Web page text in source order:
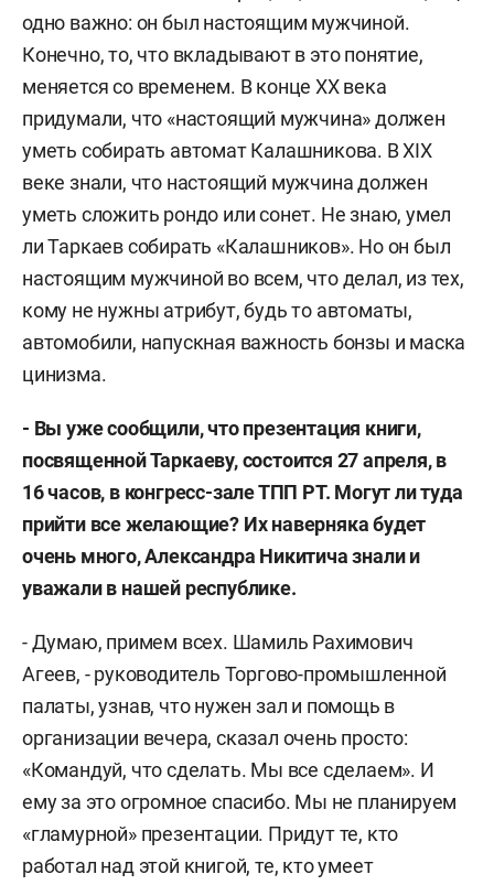
одно важно: он был настоящим мужчиной.
Конечно, то, что вкладывают в это понятие,
меняется со временем. В конце ХХ века
придумали, что «настоящий мужчина» должен
уметь собирать автомат Калашникова. В XIX
веке знали, что настоящий мужчина должен
уметь сложить рондо или сонет. Не знаю, умел
ли Таркаев собирать «Калашников». Но он был
настоящим мужчиной во всем, что делал, из тех,
кому не нужны атрибут, будь то автоматы,
автомобили, напускная важность бонзы и маска
цинизма.
- Вы уже сообщили, что презентация книги,
посвященной Таркаеву, состоится 27 апреля, в
16 часов, в конгресс-зале ТПП РТ. Могут ли туда
прийти все желающие? Их наверняка будет
очень много, Александра Никитича знали и
уважали в нашей республике.
- Думаю, примем всех. Шамиль Рахимович
Агеев, - руководитель Торгово-промышленной
палаты, узнав, что нужен зал и помощь в
организации вечера, сказал очень просто:
«Командуй, что сделать. Мы все сделаем». И
ему за это огромное спасибо. Мы не планируем
«гламурной» презентации. Придут те, кто
работал над этой книгой, те, кто умеет